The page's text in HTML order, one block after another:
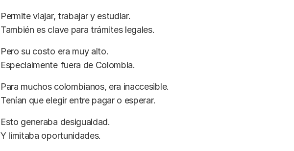
Permite viajar, trabajar y estudiar.
También es clave para trámites legales.
Pero su costo era muy alto.
Especialmente fuera de Colombia.
Para muchos colombianos, era inaccesible.
Tenían que elegir entre pagar o esperar.
Esto generaba desigualdad.
Y limitaba oportunidades.